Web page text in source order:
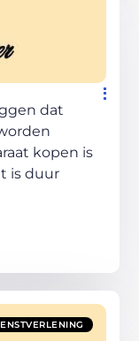
dat
kopen is
is duur